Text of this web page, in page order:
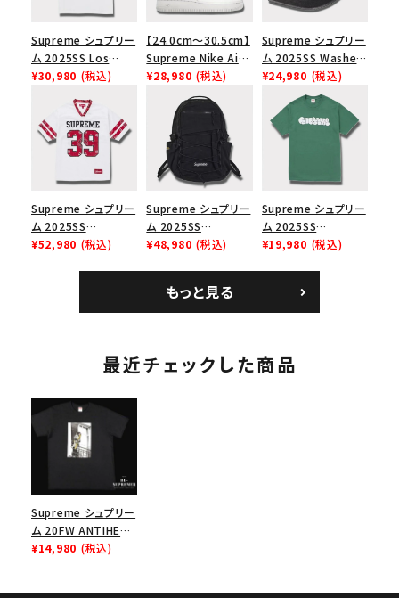
Supreme シュプリー
ム 2025SS Los
Angeles Fire Relief
イヤーリリーフボック
スロゴTシャツ ホワ
イト 白
¥30,980 (税込)
【24.0cm～30.5cm】
Supreme Nike Air
Force 1 Low シュプ
リーム ナイキエアフォ
ース１スニーカー シ
ューズ ホワイト
¥28,980 (税込)
Supreme シュプリー
ム 2025SS Washed
Chino Twill Camp
Cap ウォッシュチノツ
イルキャンプキャップ
ブラック 黒
¥24,980 (税込)
Supreme シュプリー
ム 2025SS
Bandana Football
¥52,980 (税込)
Supreme シュプリー
ム 2025SS
Backpack バックパッ
¥48,980 (税込)
Supreme シュプリー
ム 2025SS
Homerun Tee ホー
¥19,980 (税込)
もっと見る
最近チェックした商品
Supreme シュプリー
ム 20FW ANTIHERO
Balcony Tee アンタ
¥14,980 (税込)